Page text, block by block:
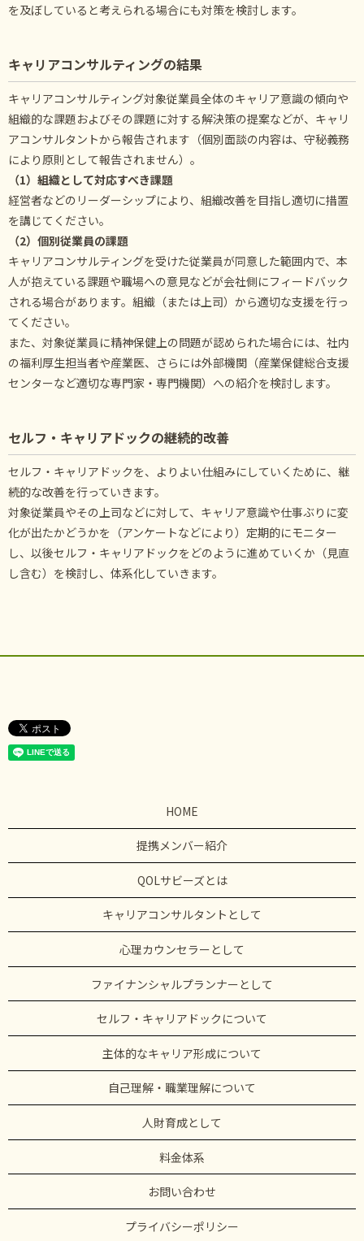
を及ぼしていると考えられる場合にも対策を検討します。
キャリアコンサルティングの結果
キャリアコンサルティング対象従業員全体のキャリア意識の傾向や
組織的な課題およびその課題に対する解決策の提案などが、キャリ
アコンサルタントから報告されます（個別面談の内容は、守秘義務
により原則として報告されません）。
（1）組織として対応すべき課題
経営者などのリーダーシップにより、組織改善を目指し適切に措置
を講じてください。
（2）個別従業員の課題
キャリアコンサルティングを受けた従業員が同意した範囲内で、本
人が抱えている課題や職場への意見などが会社側にフィードバック
される場合があります。組織（または上司）から適切な支援を行っ
てください。
また、対象従業員に精神保健上の問題が認められた場合には、社内
の福利厚生担当者や産業医、さらには外部機関（産業保健総合支援
センターなど適切な専門家・専門機関）への紹介を検討します。
セルフ・キャリアドックの継続的改善
セルフ・キャリアドックを、よりよい仕組みにしていくために、継
続的な改善を行っていきます。
対象従業員やその上司などに対して、キャリア意識や仕事ぶりに変
化が出たかどうかを（アンケートなどにより）定期的にモニター
し、以後セルフ・キャリアドックをどのように進めていくか（見直
し含む）を検討し、体系化していきます。
HOME
提携メンバー紹介
QOLサビーズとは
キャリアコンサルタントとして
心理カウンセラーとして
ファイナンシャルプランナーとして
セルフ・キャリアドックについて
主体的なキャリア形成について
自己理解・職業理解について
人財育成として
料金体系
お問い合わせ
プライバシーポリシー